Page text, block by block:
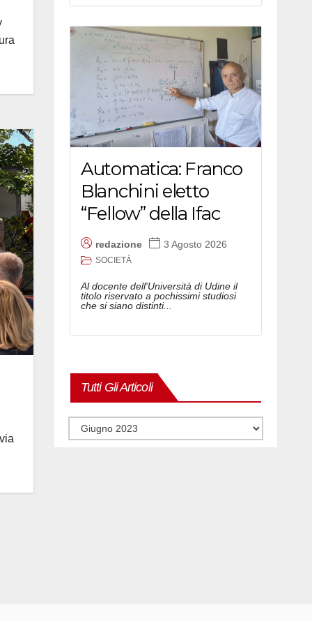
Automatica: Franco
Blanchini eletto
“Fellow” della Ifac
redazione 3 Agosto 2026
SOCIETÀ
Al docente dell'Università di Udine il
titolo riservato a pochissimi studiosi
che si siano distinti...
Tutti Gli Articoli
Tutti
articoli